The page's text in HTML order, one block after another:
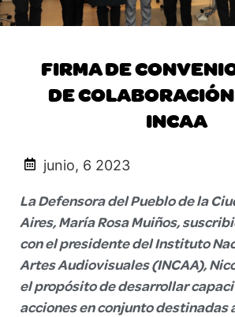
FIRMA DE
DE
INCAA
junio, 6 2023
La Defensora del Pueblo de la
Aires, María Rosa Muiños,
con el presidente del Instituto
Artes Audiovisuales (INCAA),
el propósito de desarrollar
acciones en conjunto destinadas